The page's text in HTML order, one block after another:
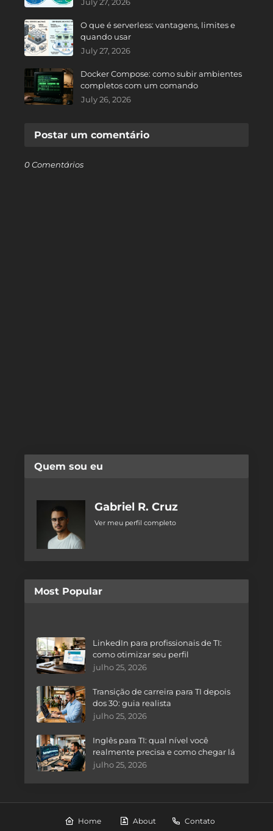
O que é serverless: vantagens, limites e
quando usar
July 27, 2026
Docker Compose: como subir ambientes
completos com um comando
July 26, 2026
Postar um comentário
0 Comentários
Quem sou eu
Gabriel R. Cruz
Ver meu perfil completo
Most Popular
LinkedIn para profissionais de TI:
como otimizar seu perfil
julho 25, 2026
Transição de carreira para TI depois
dos 30: guia realista
julho 25, 2026
Inglês para TI: qual nível você
realmente precisa e como chegar lá
julho 25, 2026
Home About Contato